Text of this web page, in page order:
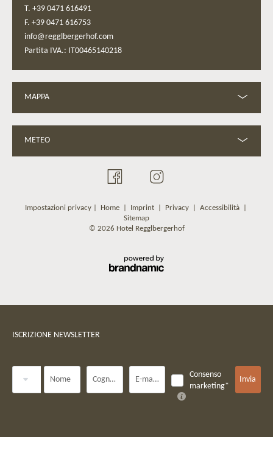
T. +39 0471 616491
F. +39 0471 616753
info@regglbergerhof.com
Partita IVA.: IT00465140218
MAPPA
METEO
Impostazioni privacy| Home| Imprint| Privacy| Accessibilità|
Sitemap
© 2026 Hotel Regglbergerhof
ISCRIZIONE NEWSLETTER
Nome Cognome* E-mail*
Consenso
marketing*
Invia